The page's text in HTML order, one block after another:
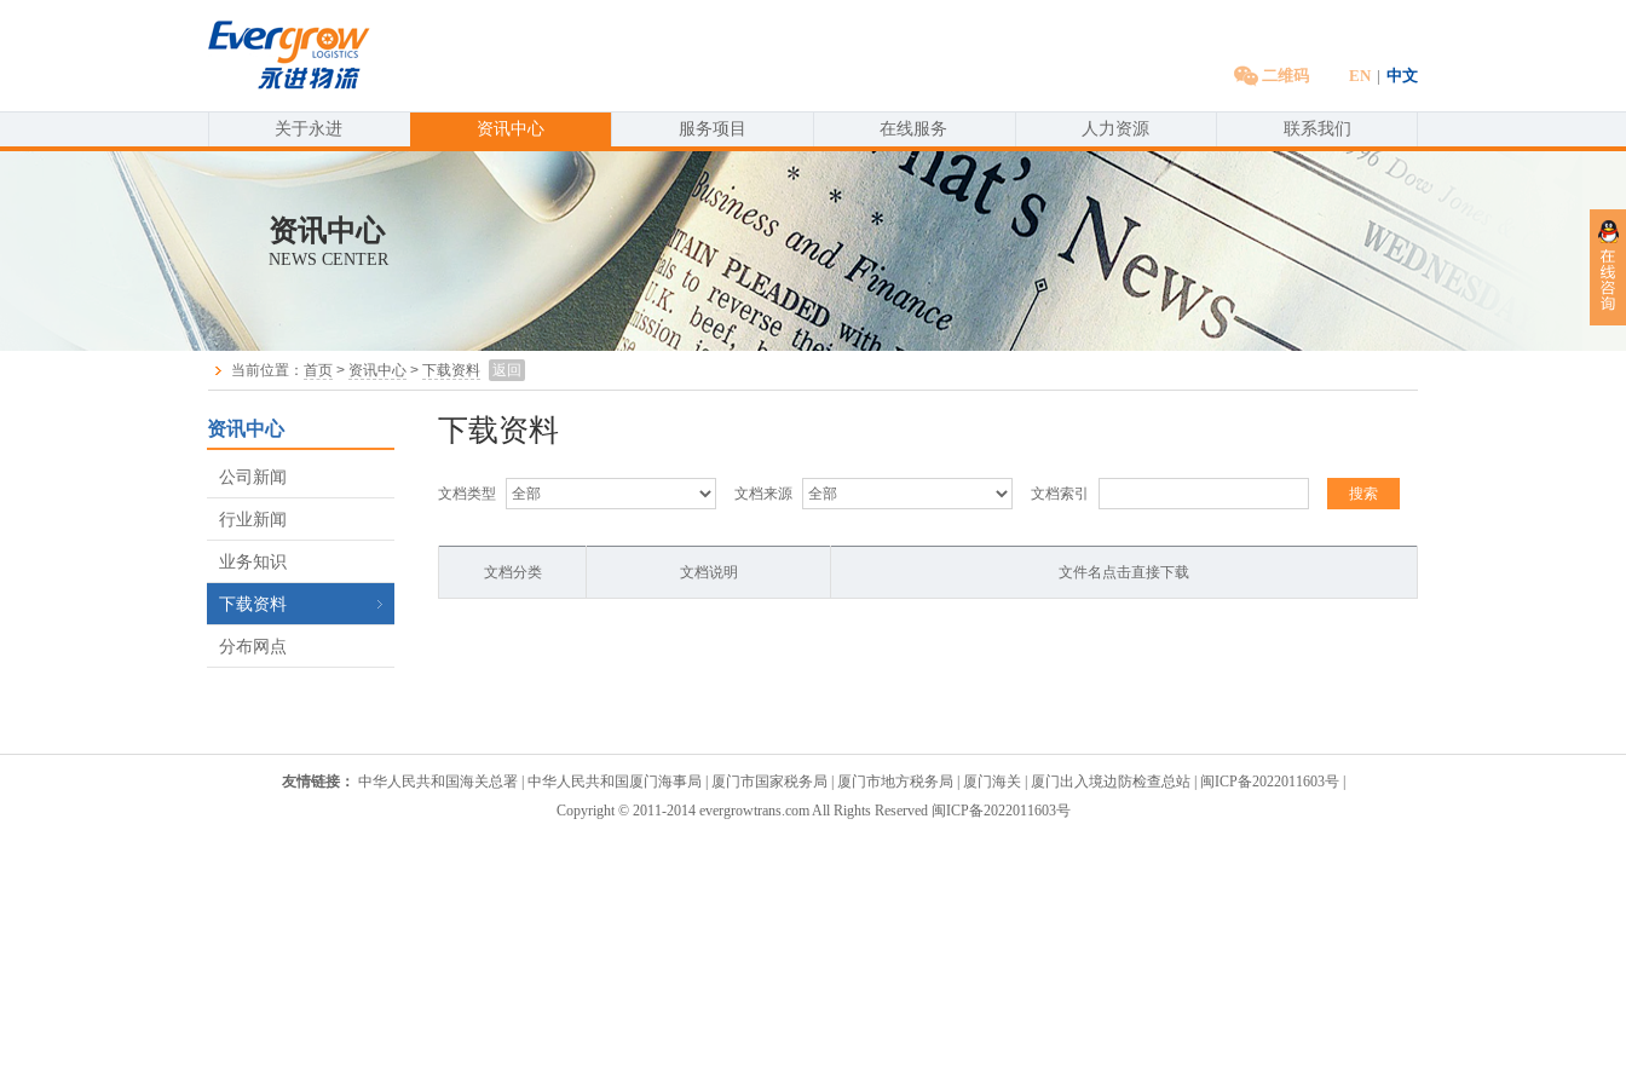
二维码 EN | 中文
关于永进 资讯中心 服务项目 在线服务 人力资源 联系我们
资讯中心
NEWS CENTER
当前位置： 首页 > 资讯中心 > 下载资料 返回
资讯中心
公司新闻
行业新闻
业务知识
下载资料
分布网点
下载资料
文档类型 文档来源 文档索引
文档分类 文档说明 文件名点击直接下载
友情链接： 中华人民共和国海关总署| 中华人民共和国厦门海事局 厦门市国家税务局 厦门市地方税务局 厦门海关 厦门出入境边防检查总站| 闽ICP备2022011603号|
Copyright © 2011-2014 evergrowtrans.com All Rights Reserved 闽ICP备2022011603号